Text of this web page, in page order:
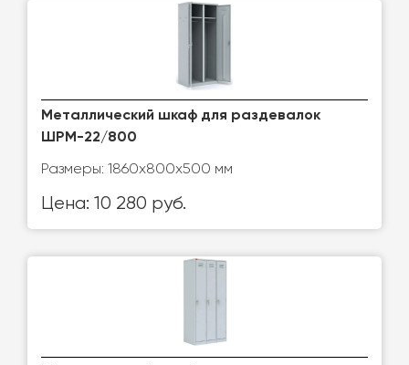
Металлический шкаф для раздевалок
ШРМ-22/800
Размеры: 1860x800x500 мм
Цена: 10 280 руб.